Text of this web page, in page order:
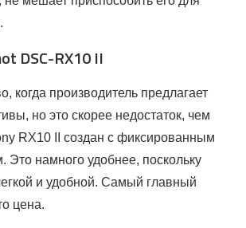
DSC-RX10 II
когда производитель предлагает
но это скорее недостаток, чем
RX10 II создан с фиксированным
Это намного удобнее, поскольку
и удобной. Самый главный
цена.